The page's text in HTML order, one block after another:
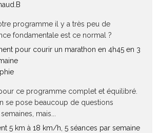
programme il y a très peu de
fondamentale est ce normal ?
pour courir un marathon en 4h45 en 3
ce programme complet et équilibré.
se pose beaucoup de questions
mais...
5 km à 18 km/h, 5 séances par semaine